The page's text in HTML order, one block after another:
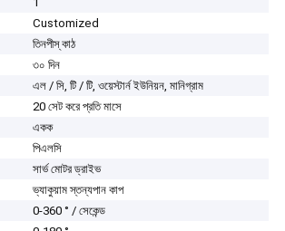
Customized
তিনপীস্ কাঠ
৩০ দিন
এল / সি, টি / টি, ওয়েস্টার্ন ইউনিয়ন, মানিগ্রাম
20 সেট করে প্রতি মাসে
একক
পিএলসি
সার্ভ মোটর ড্রাইভ
ভ্যাকুয়াম স্তন্যপান কাপ
0-360 ° / সেকেন্ড